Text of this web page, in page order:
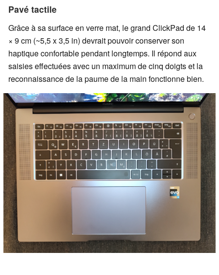
Pavé tactile
Grâce à sa surface en verre mat, le grand ClickPad de 14
× 9 cm (~5,5 x 3,5 in) devrait pouvoir conserver son
haptique confortable pendant longtemps. Il répond aux
saisies effectuées avec un maximum de cinq doigts et la
reconnaissance de la paume de la main fonctionne bien.